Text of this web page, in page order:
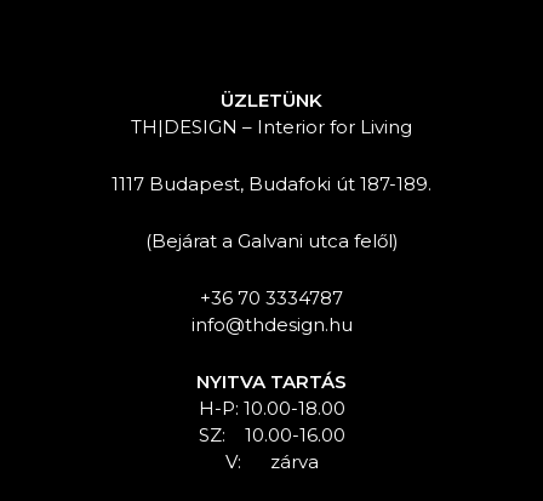
ÜZLETÜNK
TH|DESIGN – Interior for Living
1117 Budapest, Budafoki út 187-189.
(Bejárat a Galvani utca felől)
+36 70 3334787
info@thdesign.hu
NYITVA TARTÁS
H-P: 10.00-18.00
SZ: 10.00-16.00
V: zárva